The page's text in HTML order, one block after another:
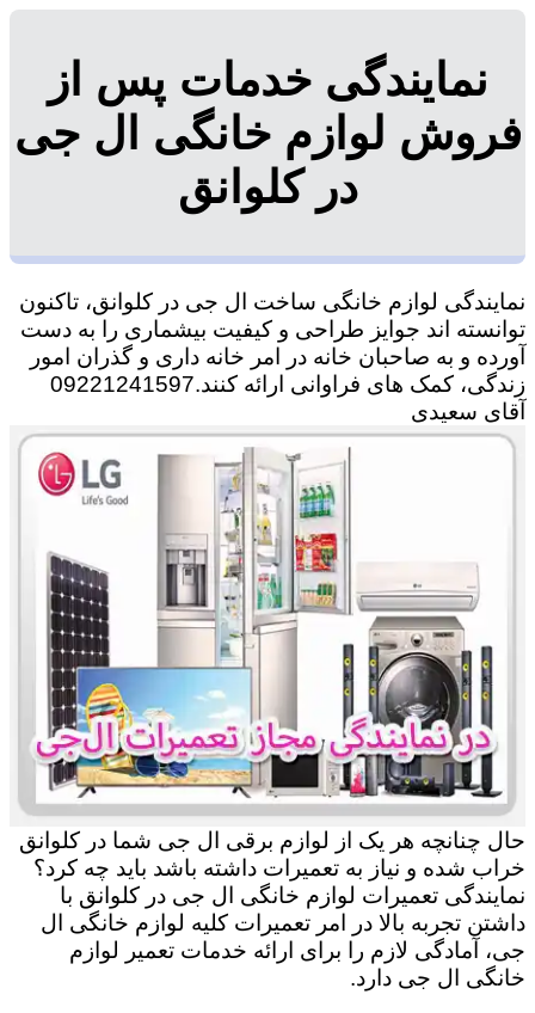
نمایندگی خدمات پس از
فروش لوازم خانگی ال جی
در کلوانق
نمایندگی لوازم خانگی ساخت ال جی در کلوانق، تاکنون
توانسته اند جوایز طراحی و کیفیت بیشماری را به دست
آورده و به صاحبان خانه در امر خانه داری و گذران امور
زندگی، کمک های فراوانی ارائه کنند.09221241597
آقای سعیدی
حال چنانچه هر یک از لوازم برقی ال جی شما در کلوانق
خراب شده و نیاز به تعمیرات داشته باشد باید چه کرد؟
نمایندگی تعمیرات لوازم خانگی ال جی در کلوانق با
داشتن تجربه بالا در امر تعمیرات کلیه لوازم خانگی ال
جی، آمادگی لازم را برای ارائه خدمات تعمیر لوازم
خانگی ال جی دارد.